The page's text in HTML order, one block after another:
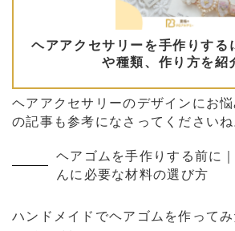
ヘアアクセサリーのデザインにお
の記事も参考になさってくださいね
ヘアゴムを手作りする前に
んに必要な材料の選び方
ハンドメイドでヘアゴムを作ってみ